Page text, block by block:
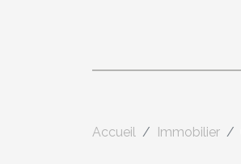
Accueil Immobilier